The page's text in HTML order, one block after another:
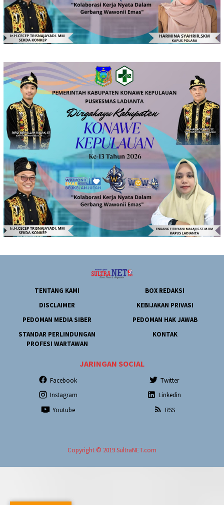
TENTANG KAMI
BOX REDAKSI
DISCLAIMER
KEBIJAKAN PRIVASI
PEDOMAN MEDIA SIBER
PEDOMAN HAK JAWAB
STANDAR PERLINDUNGAN
PROFESI WARTAWAN
KONTAK
JARINGAN SOCIAL
Facebook
Twitter
Instagram
Linkedin
Youtube
RSS
Copyright © 2019 SultraNET.com